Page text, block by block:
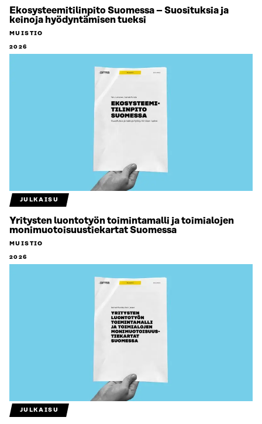
Ekosysteemitilinpito Suomessa – Suosituksia ja
keinoja hyödyntämisen tueksi
MUISTIO
2026
JULKAISU
Yritysten luontotyön toimintamalli ja toimialojen
monimuotoisuustiekartat Suomessa
MUISTIO
2026
JULKAISU